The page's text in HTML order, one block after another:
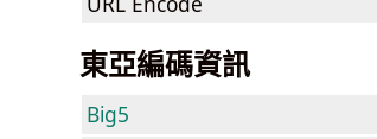
東亞編碼資訊
Big5